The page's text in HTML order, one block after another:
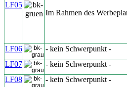
LF05
Im Rahmen des
LF06
- kein Schwerpunkt -
LF07
- kein Schwerpunkt -
LF08
- kein Schwerpunkt -